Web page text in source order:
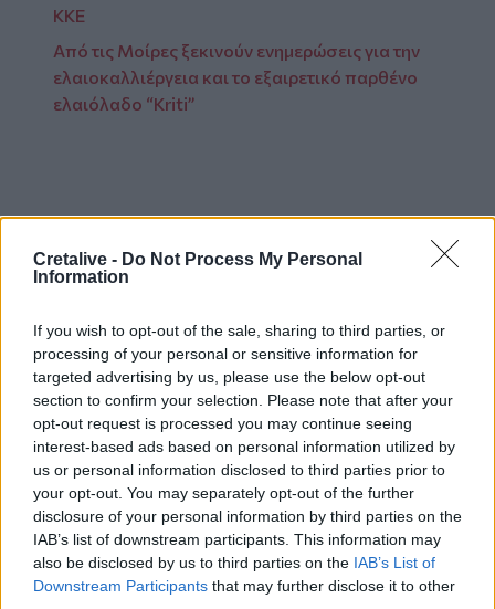
Cretalive - Do Not Process My Personal
Information
If you wish to opt-out of the sale, sharing to third parties, or
processing of your personal or sensitive information for
targeted advertising by us, please use the below opt-out
section to confirm your selection. Please note that after your
opt-out request is processed you may continue seeing
interest-based ads based on personal information utilized by
us or personal information disclosed to third parties prior to
your opt-out. You may separately opt-out of the further
disclosure of your personal information by third parties on the
IAB’s list of downstream participants. This information may
also be disclosed by us to third parties on the IAB’s List of
Downstream Participants that may further disclose it to other
ΚΚΕ
Από τις Μοίρες ξεκινούν ενημερώσεις για την
ελαιοκαλλιέργεια και το εξαιρετικό παρθένο
ελαιόλαδο “Kriti”
και
στοFacebook